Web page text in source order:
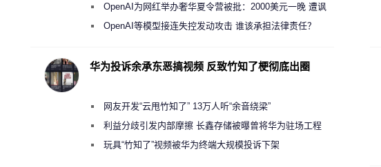
新执法权限审查
OpenAI为网红举办奢华夏令营被批：2000美元一晚 遭讽
“反乌托邦”
OpenAI等模型接连失控发动攻击 谁该承担法律责任？
华为投诉余承东恶搞视频 反致竹知了梗彻底出圈
网友开发“云甩竹知了” 13万人听“余音绕梁”
利益分歧引发内部摩擦 长鑫存储被曝曾将华为驻场工程
师驱逐出研发基地
玩具“竹知了”视频被华为终端大规模投诉下架